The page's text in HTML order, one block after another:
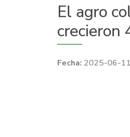
El agro
crecieron
2025-06-11